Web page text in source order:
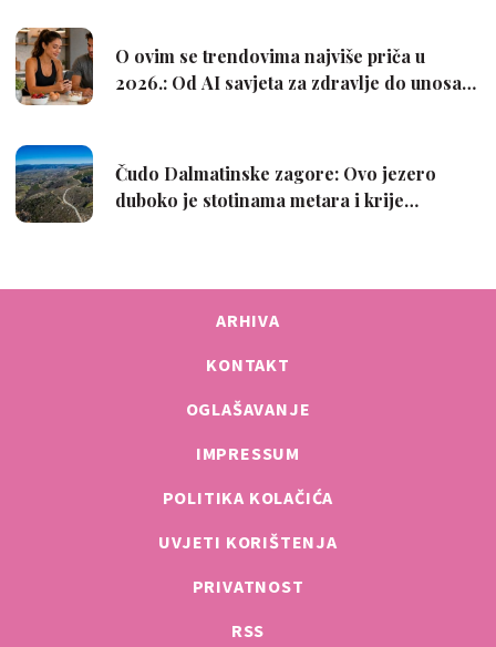
ARHIVA
KONTAKT
OGLAŠAVANJE
IMPRESSUM
POLITIKA KOLAČIĆA
UVJETI KORIŠTENJA
PRIVATNOST
RSS